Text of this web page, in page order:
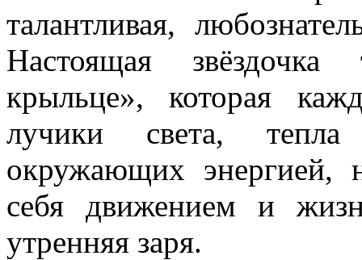
талантливая,
Настоящая звёздочка
крыльце», которая
лучики света,
окружающих энергией,
себя движением и
утренняя заря.